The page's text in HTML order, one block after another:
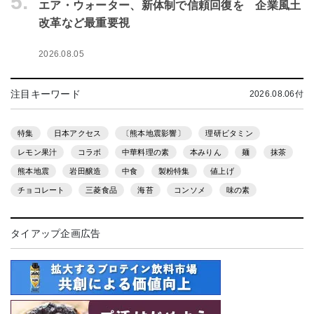
エア・ウォーター、新体制で信頼回復を 企業風土
改革など最重要視
2026.08.05
注目キーワード 2026.08.06付
特集 日本アクセス 〔熊本地震影響〕 理研ビタミン
レモン果汁 コラボ 中華料理の素 本みりん 麺 抹茶
熊本地震 岩田醸造 中食 製粉特集 値上げ
チョコレート 三菱食品 海苔 コンソメ 味の素
タイアップ企画広告